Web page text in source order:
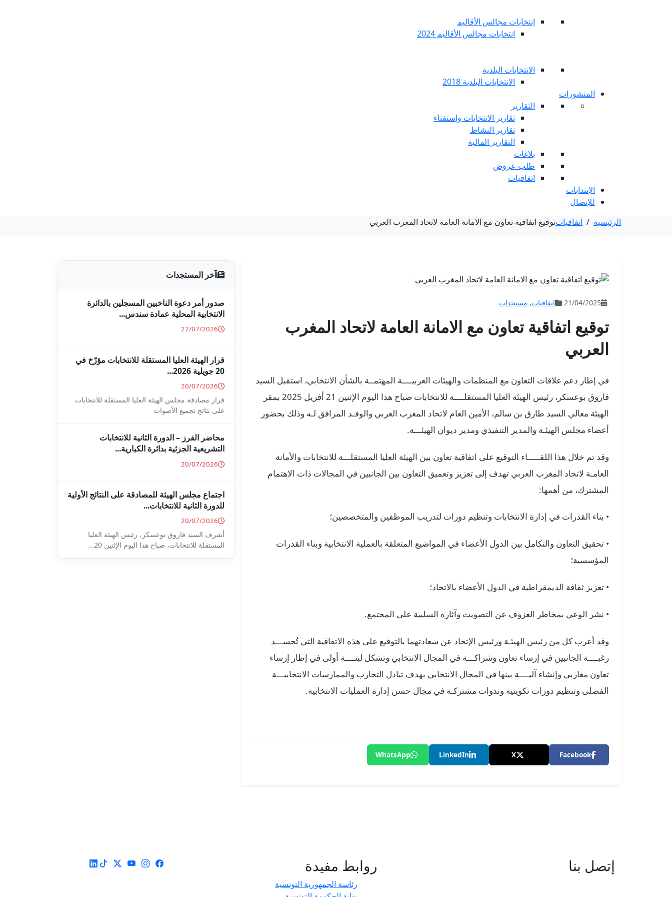
إنتخابات مجالس الأقاليم
انتخابات مجالس الأقاليم 2024
الانتخابات البلدية
الانتخابات البلدية 2018
المنشورات
التقارير
تقارير الانتخابات واستفتاء
تقارير النشاط
التقارير المالية
بلاغات
طلب عروض
اتفاقيات
الإنتدابات
للإتصال
الرئيسية / اتفاقياتتوقيع اتفاقية تعاون مع الامانة العامة لاتحاد المغرب العربي
21/04/2025 اتفاقيات, مستجدات
توقيع اتفاقية تعاون مع الامانة العامة لاتحاد المغرب
العربي
في إطار دعم علاقات التعاون مع المنظمات والهيئات العربيــــة المهتمــة بالشأن الانتخابي، استقبل السيد
فاروق بوعسكر، رئيس الهيئة العليا المستقلــــة للانتخابات صباح هذا اليوم الإثنين 21 أفريل 2025 بمقر
الهيئة معالي السيد طارق بن سالم، الأمين العام لاتحاد المغرب العربي والوفـد المرافق لـه وذلك بحضور
أعضاء مجلس الهيئـة والمدير التنفيذي ومدير ديوان الهيئـــة.
وقد تم خلال هذا اللقـــــاء التوقيع على اتفاقية تعاون بين الهيئة العليا المستقلـــة للانتخابات والأمانة
العامـة لاتحاد المغرب العربي تهدف إلى تعزيز وتعميق التعاون بين الجانبين في المجالات ذات الاهتمام
المشترك، من أهمها:
• بناء القدرات في إدارة الانتخابات وتنظيم دورات لتدريب الموظفين والمتخصصين؛
• تحقيق التعاون والتكامل بين الدول الأعضاء في المواضيع المتعلقة بالعملية الانتخابية وبناء القدرات
المؤسسية؛
• تعزيز ثقافة الديمقراطية في الدول الأعضاء بالاتحاد؛
• نشر الوعي بمخاطر العزوف عن التصويت وآثاره السلبية على المجتمع.
وقد أعرب كل من رئيس الهيئـة ورئيس الإتحاد عن سعادتهما بالتوقيع على هذه الاتفاقية التي تُجســـد
رغبــــة الجانبين في إرساء تعاون وشراكـــة في المجال الانتخابي وتشكل لبنــــة أولى في إطار إرساء
تعاون مغاربي وإنشاء آليــــة بينها في المجال الانتخابي بهدف تبادل التجارب والممارسات الانتخابيـــة
الفضلى وتنظيم دورات تكوينية وندوات مشتركـة في مجال حسن إدارة العمليات الانتخابية.
Facebook
X
LinkedIn
WhatsApp
آخر المستجدات
صدور أمر دعوة الناخبين المسجلين بالدائرة
الانتخابية المحلية عمادة سندس...
22/07/2026
قرار الهيئة العليا المستقلة للانتخابات مؤرّخ في
20 جويلية 2026...
20/07/2026
قرار مصادقة مجلس الهيئة العليا المستقلة للانتخابات
على نتائج تجميع الأصوات
محاضر الفرز – الدورة الثانية للانتخابات
التشريعية الجزئية بدائرة الكبارية...
20/07/2026
اجتماع مجلس الهيئة للمصادقة على النتائج الأولية
للدورة الثانية للانتخابات...
20/07/2026
أشرف السيد فاروق بوعسكر، رئيس الهيئة العليا
المستقلة للانتخابات، صباح هذا اليوم الإثنين 20...
إتصل بنا روابط مفيدة
رئاسة الجمهورية التونسية